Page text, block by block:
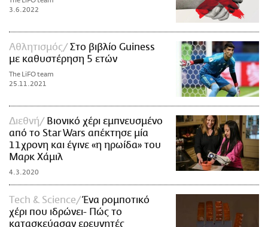
3.6.2022
Αθλητισμός
Στο βιβλίο Guiness
με καθυστέρηση 5 ετών
The LiFO team
25.11.2021
Διεθνή
Βιονικό χέρι εμπνευσμένο
από το Star Wars απέκτησε μία
11χρονη και έγινε «η ηρωίδα» του
Μαρκ Χάμιλ
4.3.2020
Τech & Science
Ένα ρομποτικό
χέρι που ιδρώνει- Πώς το
κατασκεύασαν ερευνητές